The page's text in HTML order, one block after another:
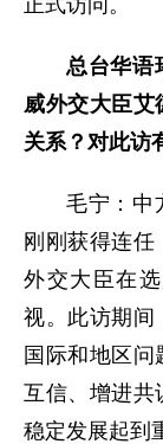
总台华语
威外交大臣艾
关系？对此访
毛宁：中
刚刚获得连任
外交大臣在
视。此访期间
国际和地区问
互信、增进共
稳定发展起到